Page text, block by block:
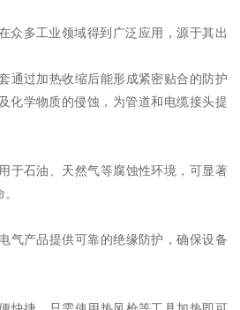
众多工业领域得到广泛应用，源于其出
通过加热收缩后能形成紧密贴合的防护
化学物质的侵蚀，为管道和电缆接头提
于石油、天然气等腐蚀性环境，可显著
气产品提供可靠的绝缘防护，确保设备